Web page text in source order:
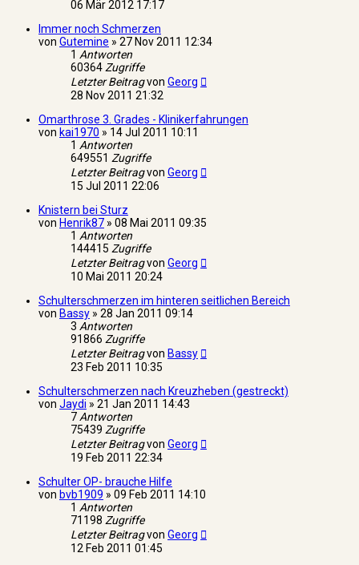
06 Mär 2012 17:17
Immer noch Schmerzen
von Gutemine » 27 Nov 2011 12:34
1 Antworten
60364Zugriffe
Letzter Beitragvon Georg
28 Nov 2011 21:32
Omarthrose 3. Grades - Klinikerfahrungen
von kai1970 » 14 Jul 2011 10:11
1 Antworten
649551 Zugriffe
Letzter Beitragvon Georg
15 Jul 2011 22:06
Knistern bei Sturz
von Henrik87 » 08 Mai 2011 09:35
1 Antworten
144415 Zugriffe
Letzter Beitragvon Georg
10 Mai 2011 20:24
Schulterschmerzen im hinteren seitlichen Bereich
von Bassy » 28 Jan 2011 09:14
3 Antworten
91866 Zugriffe
Letzter Beitragvon Bassy
23 Feb 2011 10:35
Schulterschmerzen nach Kreuzheben (gestreckt)
von Jaydi » 21 Jan 2011 14:43
7Antworten
75439 Zugriffe
Letzter Beitragvon Georg
19 Feb 2011 22:34
Schulter OP- brauche Hilfe
von bvb1909 » 09 Feb 2011 14:10
1 Antworten
71198 Zugriffe
Letzter Beitragvon Georg
12 Feb 2011 01:45